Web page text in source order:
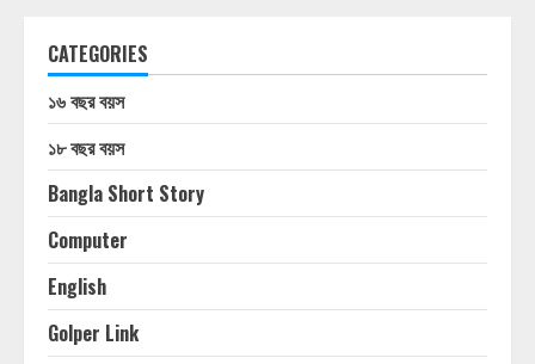
CATEGORIES
১৬ বছর বয়স
১৮ বছর বয়স
Bangla Short Story
Computer
English
Golper Link